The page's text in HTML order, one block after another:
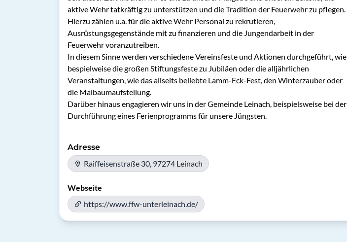
aktive Wehr tatkräftig zu unterstützen und die Tradition der Feuerwehr zu pflegen.
Hierzu zählen u.a. für die aktive Wehr Personal zu rekrutieren,
Ausrüstungsgegenstände mit zu finanzieren und die Jungendarbeit in der
Feuerwehr voranzutreiben.
In diesem Sinne werden verschiedene Vereinsfeste und Aktionen durchgeführt, wie
bespielweise die großen Stiftungsfeste zu Jubiläen oder die alljährlichen
Veranstaltungen, wie das allseits beliebte Lamm-Eck-Fest, den Winterzauber oder
die Maibaumaufstellung.
Darüber hinaus engagieren wir uns in der Gemeinde Leinach, beispielsweise bei der
Durchführung eines Ferienprogramms für unsere Jüngsten.
Adresse
Raiffeisenstraße 30, 97274 Leinach
Webseite
https://www.ffw-unterleinach.de/